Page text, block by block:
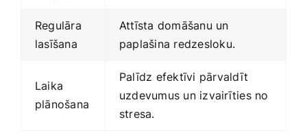
Regulāra
lasīšana
Attīsta domāšanu un​
paplašina redzesloku.
Laika
plānošana
Palīdz efektīvi pārvaldīt
uzdevumus un izvairīties no
stresa.